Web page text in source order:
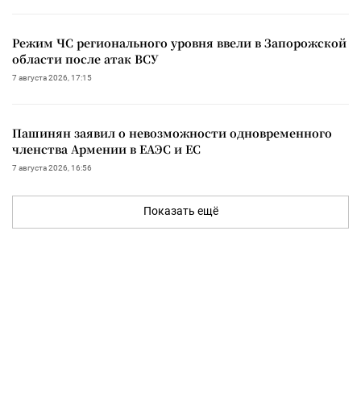
Режим ЧС регионального уровня ввели в Запорожской
области после атак ВСУ
7 августа 2026, 17:15
Пашинян заявил о невозможности одновременного
членства Армении в ЕАЭС и ЕС
7 августа 2026, 16:56
Показать ещё